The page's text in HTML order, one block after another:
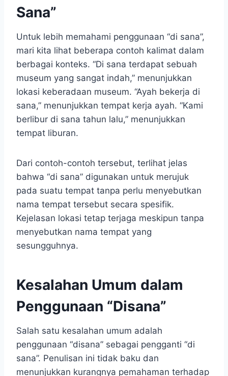
Sana”
Untuk lebih memahami penggunaan “di sana”,
mari kita lihat beberapa contoh kalimat dalam
berbagai konteks. “Di sana terdapat sebuah
museum yang sangat indah,” menunjukkan
lokasi keberadaan museum. “Ayah bekerja di
sana,” menunjukkan tempat kerja ayah. “Kami
berlibur di sana tahun lalu,” menunjukkan
tempat liburan.
Dari contoh-contoh tersebut, terlihat jelas
bahwa “di sana” digunakan untuk merujuk
pada suatu tempat tanpa perlu menyebutkan
nama tempat tersebut secara spesifik.
Kejelasan lokasi tetap terjaga meskipun tanpa
menyebutkan nama tempat yang
sesungguhnya.
Kesalahan Umum dalam
Penggunaan “Disana”
Salah satu kesalahan umum adalah
penggunaan “disana” sebagai pengganti “di
sana”. Penulisan ini tidak baku dan
menunjukkan kurangnya pemahaman terhadap